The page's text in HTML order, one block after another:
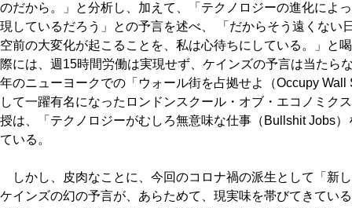
のだから。」と分析し、加えて、「テクノロジーの進化によ
現しているだろう」との予言を述べ、 「だからそう遠くない
空前の大変化が起こることを、私は心待ちにしている。」と
際には、週15時間労働は実現せず、ケインズの予言は当たら
年のニューヨークでの「ウォール街を占拠せよ（Occupy
して一躍有名になったロンドンスクール・オブ・エコノミク
授は、「テクノロジーがむしろ無意味な仕事（Bullshit Jobs
ている。
しかし、皮肉なことに、今回のコロナ禍の派生として「新
ケインズの幻の予言が、あらためて、現実味を帯びてきてい